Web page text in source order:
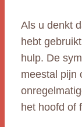
Als u denkt
hebt
hulp. De
meestal pijn
het hoofd of